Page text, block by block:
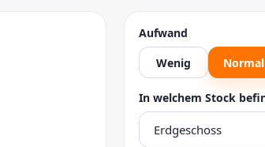
Aufwand
Wenig
Normal
In welchem Stock